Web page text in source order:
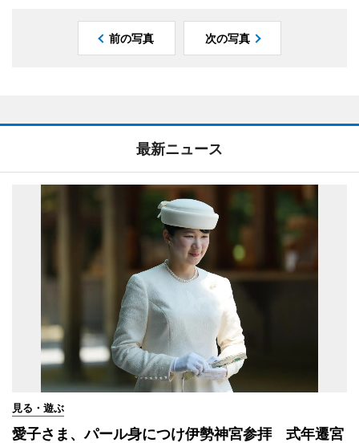
前の写真 次の写真
最新ニュース
見る・遊ぶ
愛子さま、パール身につけ伊勢神宮参拝 式年遷宮